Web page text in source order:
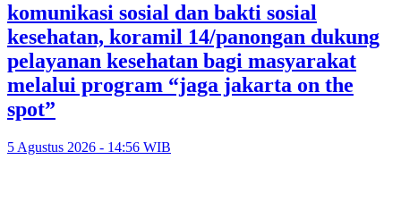
komunikasi sosial dan bakti sosial
kesehatan, koramil 14/panongan dukung
pelayanan kesehatan bagi masyarakat
melalui program “jaga jakarta on the
spot”
5 Agustus 2026 - 14:56 WIB